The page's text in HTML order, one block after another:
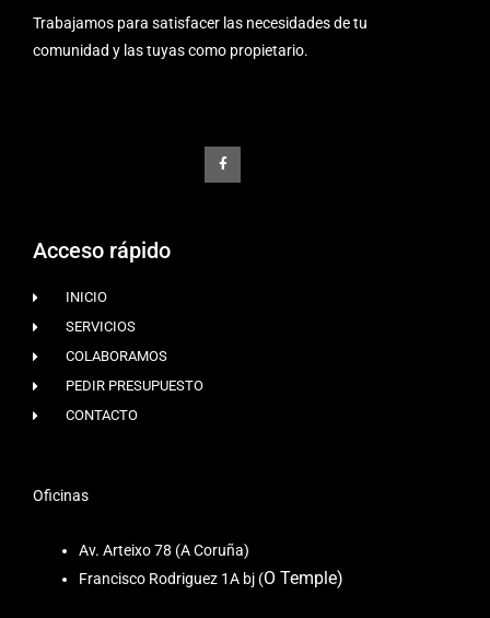
Trabajamos para satisfacer las necesidades de tu
comunidad y las tuyas como propietario.
c
e
b
o
Acceso rápido
INICIO
SERVICIOS
COLABORAMOS
PEDIR PRESUPUESTO
CONTACTO
Oficinas
Av. Arteixo 78 (A Coruña)
Francisco Rodriguez 1A bj (O Temple)